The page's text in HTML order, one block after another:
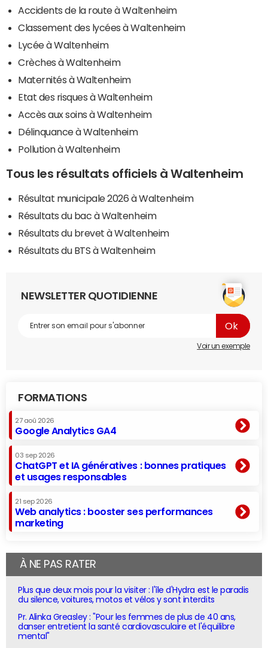
Accidents de la route à Waltenheim
Classement des lycées à Waltenheim
Lycée à Waltenheim
Crèches à Waltenheim
Maternités à Waltenheim
Etat des risques à Waltenheim
Accès aux soins à Waltenheim
Délinquance à Waltenheim
Pollution à Waltenheim
Tous les résultats officiels à Waltenheim
Résultat municipale 2026 à Waltenheim
Résultats du bac à Waltenheim
Résultats du brevet à Waltenheim
Résultats du BTS à Waltenheim
NEWSLETTER QUOTIDIENNE
Voir un exemple
FORMATIONS
27 aoû 2026
Google Analytics GA4
03 sep 2026
ChatGPT et IA génératives : bonnes pratiques
et usages responsables
21 sep 2026
Web analytics : booster ses performances
marketing
À NE PAS RATER
Plus que deux mois pour la visiter : l'île d'Hydra est le paradis
du silence, voitures, motos et vélos y sont interdits
Pr. Alinka Greasley : "Pour les femmes de plus de 40 ans,
danser entretient la santé cardiovasculaire et l'équilibre
mental"